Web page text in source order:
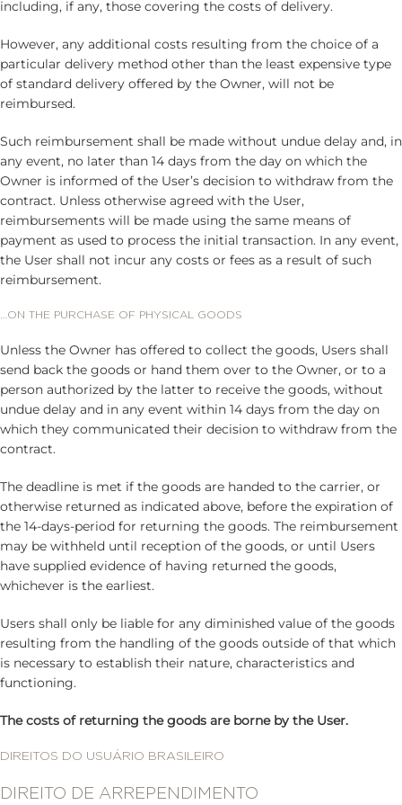
including, if any, those covering the costs of delivery.
However, any additional costs resulting from the choice of a
particular delivery method other than the least expensive type
of standard delivery offered by the Owner, will not be
reimbursed.
Such reimbursement shall be made without undue delay and, in
any event, no later than 14 days from the day on which the
Owner is informed of the User’s decision to withdraw from the
contract. Unless otherwise agreed with the User,
reimbursements will be made using the same means of
payment as used to process the initial transaction. In any event,
the User shall not incur any costs or fees as a result of such
reimbursement.
…ON THE PURCHASE OF PHYSICAL GOODS
Unless the Owner has offered to collect the goods, Users shall
send back the goods or hand them over to the Owner, or to a
person authorized by the latter to receive the goods, without
undue delay and in any event within 14 days from the day on
which they communicated their decision to withdraw from the
contract.
The deadline is met if the goods are handed to the carrier, or
otherwise returned as indicated above, before the expiration of
the 14-days-period for returning the goods. The reimbursement
may be withheld until reception of the goods, or until Users
have supplied evidence of having returned the goods,
whichever is the earliest.
Users shall only be liable for any diminished value of the goods
resulting from the handling of the goods outside of that which
is necessary to establish their nature, characteristics and
functioning.
The costs of returning the goods are borne by the User.
DIREITOS DO USUÁRIO BRASILEIRO
DIREITO DE ARREPENDIMENTO